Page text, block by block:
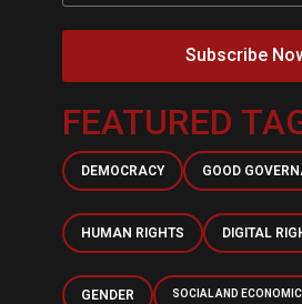
Subscribe
FEATURED
DEMOCRACY GOOD
HUMAN RIGHTS DIGITAL
GENDER SOCIAL AND